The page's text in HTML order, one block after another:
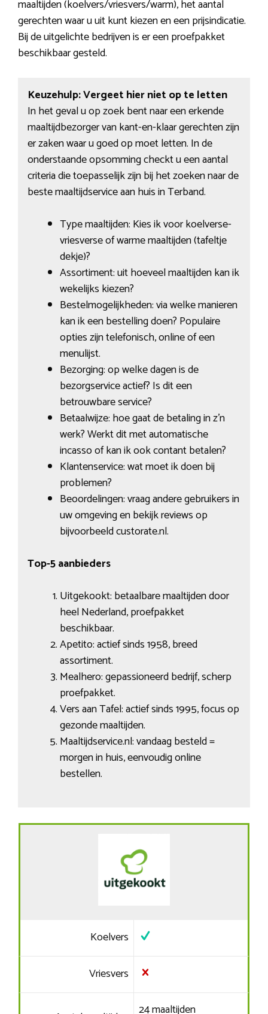
maaltijden (koelvers/vriesvers/warm), het aantal
gerechten waar u uit kunt kiezen en een prijsindicatie.
Bij de uitgelichte bedrijven is er een proefpakket
beschikbaar gesteld.
Keuzehulp: Vergeet hier niet op te letten
In het geval u op zoek bent naar een erkende
maaltijdbezorger van kant-en-klaar gerechten zijn
er zaken waar u goed op moet letten. In de
onderstaande opsomming checkt u een aantal
criteria die toepasselijk zijn bij het zoeken naar de
beste maaltijdservice aan huis in Terband.
Type maaltijden: Kies ik voor koelverse-
vriesverse of warme maaltijden (tafeltje
dekje)?
Assortiment: uit hoeveel maaltijden kan ik
wekelijks kiezen?
Bestelmogelijkheden: via welke manieren
kan ik een bestelling doen? Populaire
opties zijn telefonisch, online of een
menulijst.
Bezorging: op welke dagen is de
bezorgservice actief? Is dit een
betrouwbare service?
Betaalwijze: hoe gaat de betaling in z’n
werk? Werkt dit met automatische
incasso of kan ik ook contant betalen?
Klantenservice: wat moet ik doen bij
problemen?
Beoordelingen: vraag andere gebruikers in
uw omgeving en bekijk reviews op
bijvoorbeeld custorate.nl.
Top-5 aanbieders
Uitgekookt: betaalbare maaltijden door
heel Nederland, proefpakket
beschikbaar.
Apetito: actief sinds 1958, breed
assortiment.
Mealhero: gepassioneerd bedrijf, scherp
proefpakket.
Vers aan Tafel: actief sinds 1995, focus op
gezonde maaltijden.
Maaltijdservice.nl: vandaag besteld =
morgen in huis, eenvoudig online
bestellen.
Koelvers
Vriesvers
24 maaltijden